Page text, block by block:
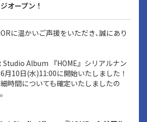
オープン！
に温かいご声援をいただき､誠にあり
Studio Album 『HOME』シリアルナン
月10日(水)11:00に開始いたしました！
時間についても確定いたしましたの